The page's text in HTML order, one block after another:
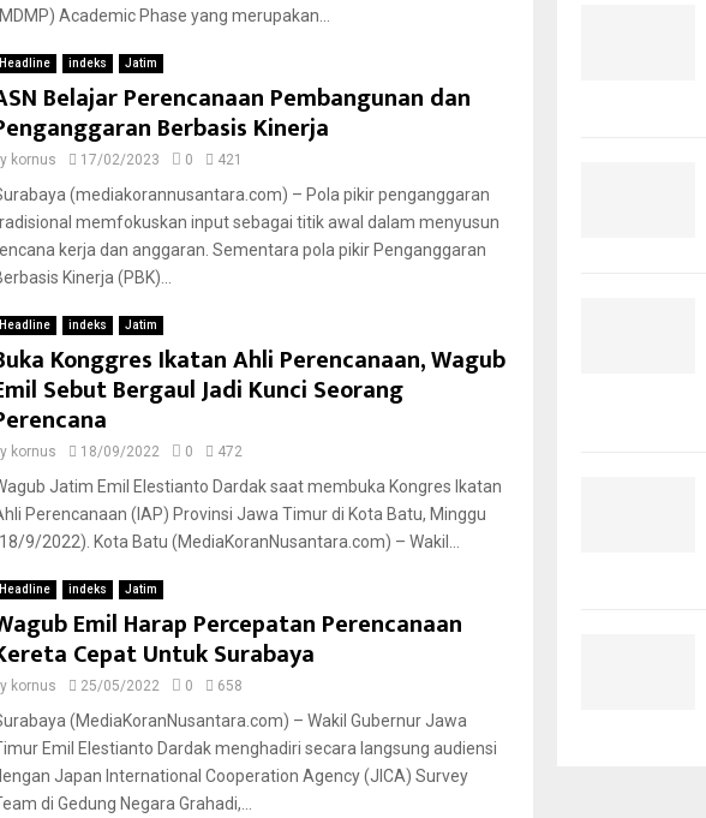
Academic Phase yang merupakan...
Headline indeks Jatim
Belajar Perencanaan Pembangunan dan
Berbasis Kinerja
kornus 17/02/2023 0 421
(mediakorannusantara.com) – Pola pikir penganggaran
memfokuskan input sebagai titik awal dalam menyusun
kerja dan anggaran. Sementara pola pikir Penganggaran
Kinerja (PBK)...
Headline indeks Jatim
Konggres Ikatan Ahli Perencanaan, Wagub
Sebut Bergaul Jadi Kunci Seorang
kornus 18/09/2022 0 472
Jatim Emil Elestianto Dardak saat membuka Kongres Ikatan
Perencanaan (IAP) Provinsi Jawa Timur di Kota Batu, Minggu
9/2022). Kota Batu (MediaKoranNusantara.com) – Wakil...
Headline indeks Jatim
Emil Harap Percepatan Perencanaan
Cepat Untuk Surabaya
kornus 25/05/2022 0 658
(MediaKoranNusantara.com) – Wakil Gubernur Jawa
Emil Elestianto Dardak menghadiri secara langsung audiensi
Japan International Cooperation Agency (JICA) Survey
di Gedung Negara Grahadi,...